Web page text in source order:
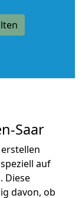
Saar
auf
Diese
davon, ob